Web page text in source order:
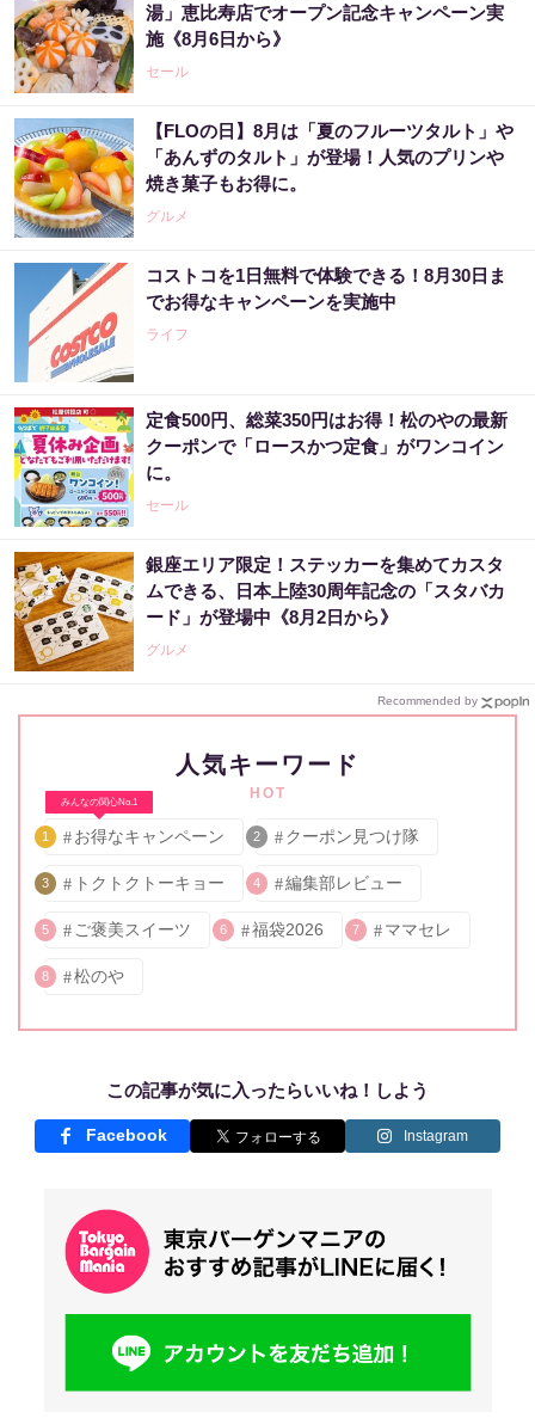
湯」恵比寿店でオープン記念キャンペーン実
施《8月6日から》
セール
【FLOの日】8月は「夏のフルーツタルト」や
「あんずのタルト」が登場！人気のプリンや
焼き菓子もお得に。
グルメ
コストコを1日無料で体験できる！8月30日ま
でお得なキャンペーンを実施中
ライフ
定食500円、総菜350円はお得！松のやの最新
クーポンで「ロースかつ定食」がワンコイン
に。
セール
銀座エリア限定！ステッカーを集めてカスタ
ムできる、日本上陸30周年記念の「スタバカ
ード」が登場中《8月2日から》
グルメ
Recommended by
人気キーワード
HOT
みんなの関心No.1
1 お得なキャンペーン 2 クーポン見つけ隊
3 トクトクトーキョー 4 編集部レビュー
5 ご褒美スイーツ 6 福袋2026 7 ママセレ
8 松のや
この記事が気に入ったらいいね！しよう
Facebook Instagram